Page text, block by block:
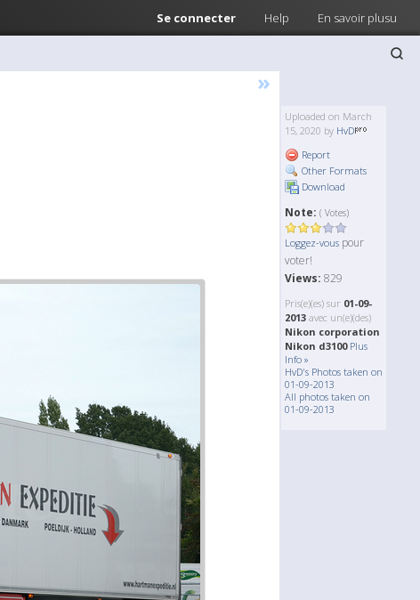
Se connecter Help En savoir plusu
»
Uploaded on March
15, 2020 by HvD
Report
Other Formats
Download
Note: ( Votes)
Loggez-vous pour
voter!
Views: 829
Pris(e)(es) sur 01-09-
2013 avec un(e)(des)
Nikon corporation
Nikon d3100 Plus
Info »
HvD's Photos taken on
01-09-2013
All photos taken on
01-09-2013